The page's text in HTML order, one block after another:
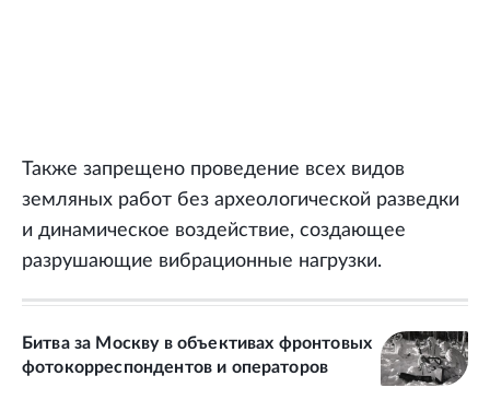
Также запрещено проведение всех видов
земляных работ без археологической разведки
и динамическое воздействие, создающее
разрушающие вибрационные нагрузки.
Битва за Москву в объективах фронтовых
фотокорреспондентов и операторов